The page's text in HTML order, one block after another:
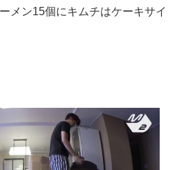
メン15個にキムチはケーキサイ